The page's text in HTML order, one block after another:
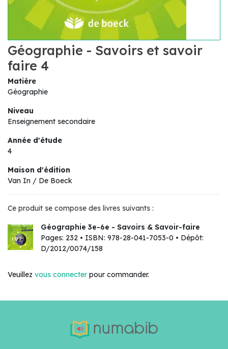
Géographie - Savoirs et savoir
faire 4
Matière
Géographie
Niveau
Enseignement secondaire
Année d'étude
4
Maison d'édition
Van In / De Boeck
Ce produit se compose des livres suivants :
Géographie 3e-6e - Savoirs & Savoir-faire
Pages: 232 • ISBN: 978-28-041-7053-0 • Dépôt:
D/2012/0074/158
Veuillez vous connecter pour commander.